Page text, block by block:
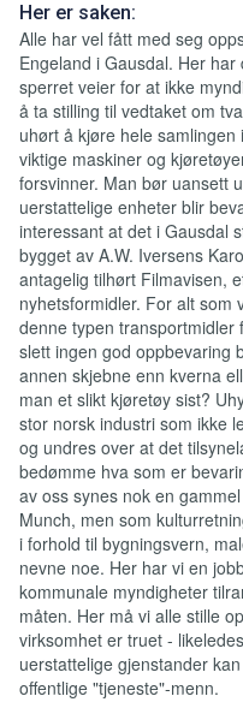
Her er saken:
Alle har vel fått med seg
Engeland i Gausdal. Her
sperret veier for at ikke
å ta stilling til vedtaket om
uhørt å kjøre hele
viktige maskiner og
forsvinner. Man bør uansett
uerstattelige enheter blir
interessant at det i Gausdal
bygget av A.W. Iversens
antagelig tilhørt Filmavisen,
nyhetsformidler. For alt
denne typen
slett ingen god oppbevaring
annen skjebne enn kverna
man et slikt kjøretøy sist?
stor norsk industri som ikke
og undres over at det
bedømme hva som er
av oss synes nok en
Munch, men som
i forhold til bygningsvern,
nevne noe. Her har vi en
kommunale myndigheter
måten. Her må vi alle stille
virksomhet er truet -
uerstattelige gjenstander
offentlige "tjeneste"-menn.